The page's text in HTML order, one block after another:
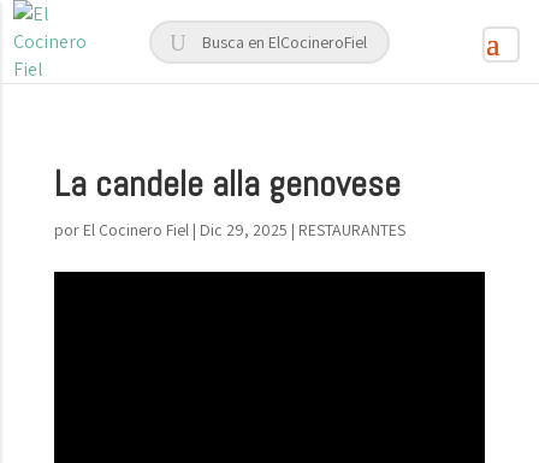
La candele alla genovese
por El Cocinero Fiel| Dic 29, 2025 | RESTAURANTES